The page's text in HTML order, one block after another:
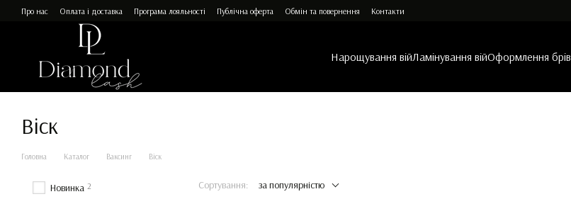
Перейти до основного контенту
Про нас Оплата і доставка Програма лояльності Публічна оферта Обмін та повернення Контакти
Нарощування війЛамінування війОформлення брів
Віск
Головна Каталог Ваксинг Віск
Сортування: за популярністю
Новинка 2